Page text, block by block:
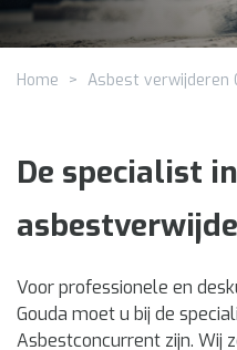
Home > Asbest verwijderen
De specialist in
Voor professionele en
Gouda moet u bij de
Asbestconcurrent zijn. Wij